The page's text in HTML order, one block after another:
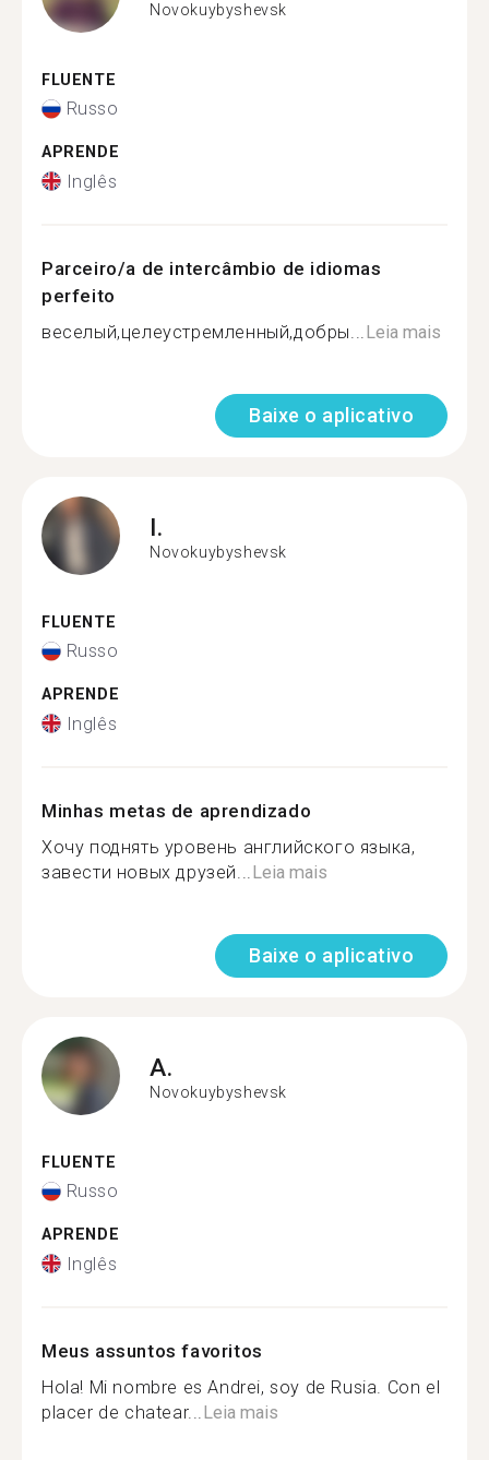
Novokuybyshevsk
FLUENTE
Russo
APRENDE
Inglês
Parceiro/a de intercâmbio de idiomas
perfeito
веселый,целеустремленный,добры... Leia mais
Baixe o aplicativo
I.
Novokuybyshevsk
FLUENTE
Russo
APRENDE
Inglês
Minhas metas de aprendizado
Хочу поднять уровень английского языка,
завести новых друзей... Leia mais
Baixe o aplicativo
A.
Novokuybyshevsk
FLUENTE
Russo
APRENDE
Inglês
Meus assuntos favoritos
Hola! Mi nombre es Andrei, soy de Rusia. Con el
placer de chatear... Leia mais